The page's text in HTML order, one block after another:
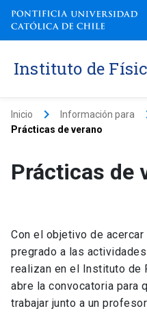
Instituto de
Inicio keyboard_arrow_right Información para
Prácticas de verano
Prácticas de
Con el objetivo de
pregrado a las
realizan en el Instituto de
abre la convocatoria para
trabajar junto a un